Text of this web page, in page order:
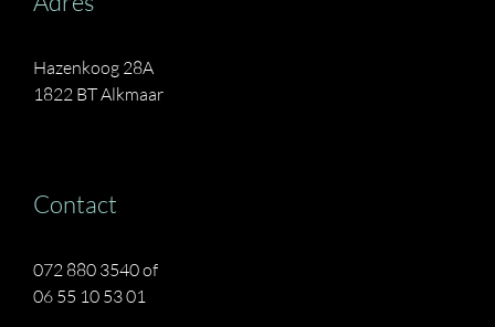
Hazenkoog 28A
1822 BT Alkmaar
Contact
072 880 3540 of
06 55 10 53 01